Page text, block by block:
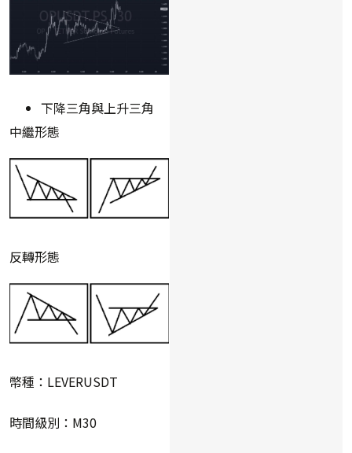
下降三角與上升三角
中繼形態
反轉形態
幣種：LEVERUSDT
時間級別：M30